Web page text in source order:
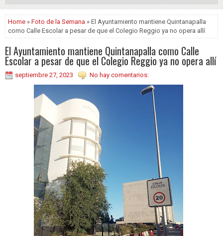
Home » Foto de la Semana » El Ayuntamiento mantiene Quintanapalla
como Calle Escolar a pesar de que el Colegio Reggio ya no opera allí
El Ayuntamiento mantiene Quintanapalla como Calle
Escolar a pesar de que el Colegio Reggio ya no opera allí
septiembre 27, 2023 No hay comentarios: